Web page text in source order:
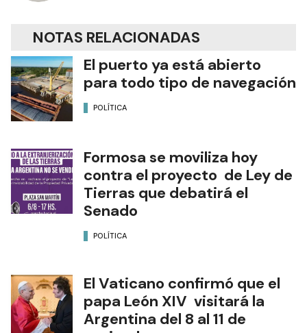
NOTAS RELACIONADAS
El puerto ya está abierto
para todo tipo de navegación
POLÍTICA
Formosa se moviliza hoy
contra el proyecto de Ley de
Tierras que debatirá el
Senado
POLÍTICA
El Vaticano confirmó que el
papa León XIV visitará la
Argentina del 8 al 11 de